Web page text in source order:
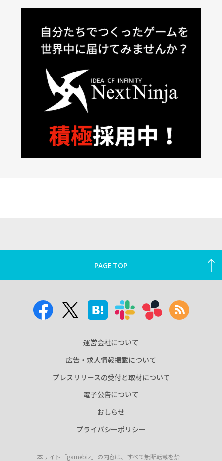
PAGE TOP
運営会社について
広告・求人情報掲載について
プレスリリースの受付と取材について
電子公告について
おしらせ
プライバシーポリシー
本サイト「gamebiz」の内容は、すべて無断転載を禁